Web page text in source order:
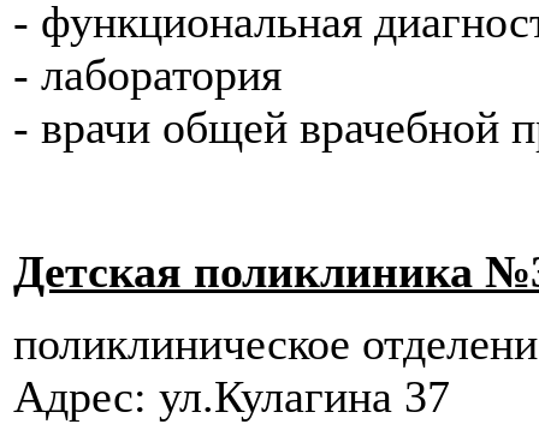
- функциональная
- лаборатория
- врачи общей врачебной
Детская поликлиника
поликлиническое
Адрес: ул.Кулагина 37